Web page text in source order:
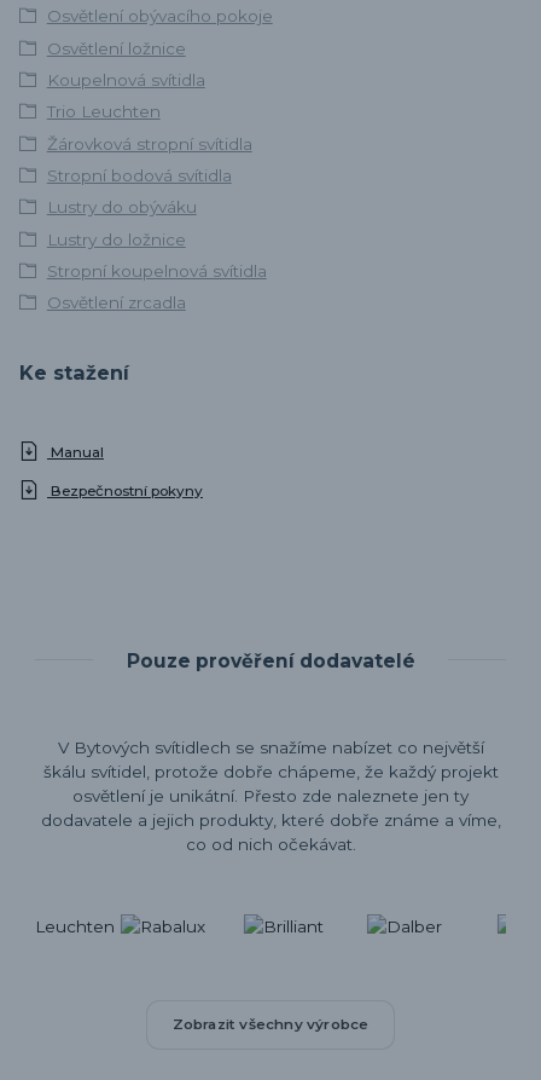
Osvětlení obývacího pokoje
Osvětlení ložnice
Koupelnová svítidla
Trio Leuchten
Žárovková stropní svítidla
Stropní bodová svítidla
Lustry do obýváku
Lustry do ložnice
Stropní koupelnová svítidla
Osvětlení zrcadla
Ke stažení
Manual
Bezpečnostní pokyny
Pouze prověření dodavatelé
V Bytových svítidlech se snažíme nabízet co největší
škálu svítidel, protože dobře chápeme, že každý projekt
osvětlení je unikátní. Přesto zde naleznete jen ty
dodavatele a jejich produkty, které dobře známe a víme,
co od nich očekávat.
Zobrazit všechny výrobce